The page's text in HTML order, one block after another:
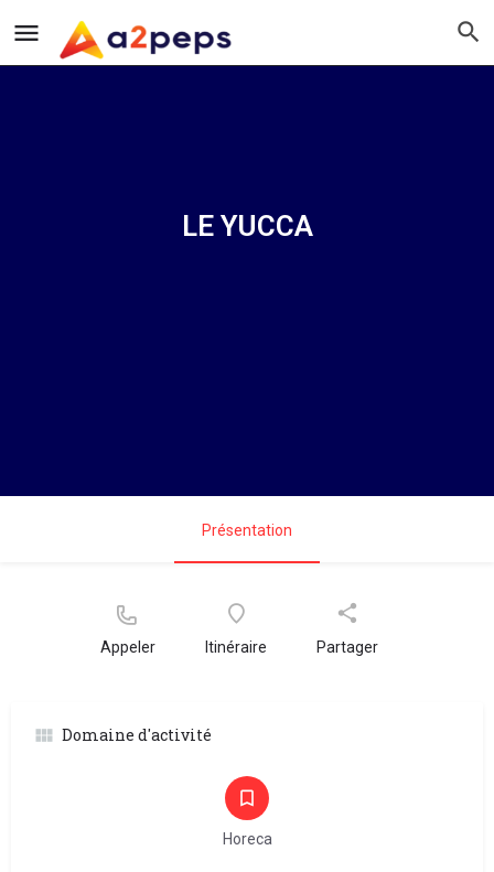
LE YUCCA
Présentation
Appeler Itinéraire Partager
Domaine d'activité
Horeca